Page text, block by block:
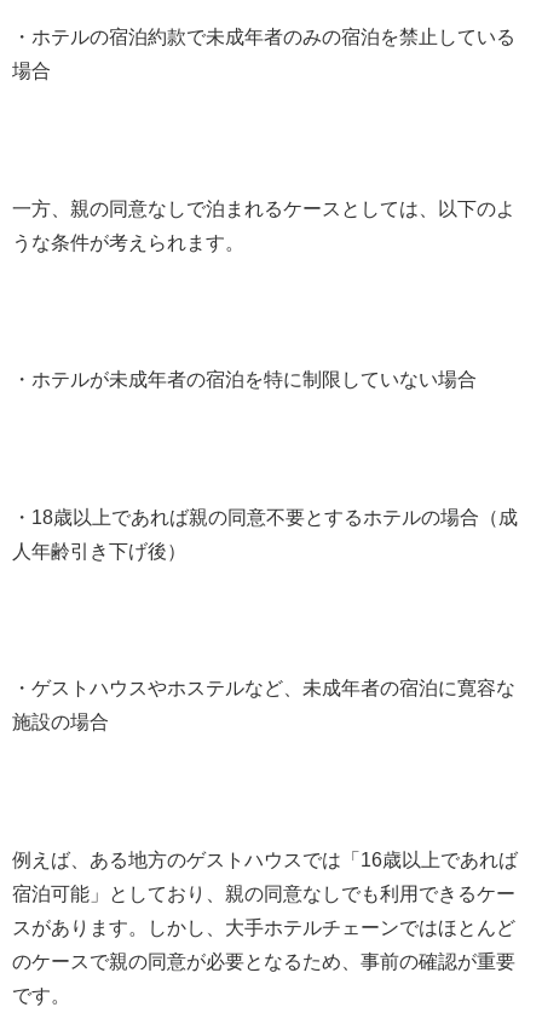
・ホテルの宿泊約款で未成年者のみの宿泊を禁止している
場合
一方、親の同意なしで泊まれるケースとしては、以下のよ
うな条件が考えられます。
・ホテルが未成年者の宿泊を特に制限していない場合
・18歳以上であれば親の同意不要とするホテルの場合（成
人年齢引き下げ後）
・ゲストハウスやホステルなど、未成年者の宿泊に寛容な
施設の場合
例えば、ある地方のゲストハウスでは「16歳以上であれば
宿泊可能」としており、親の同意なしでも利用できるケー
スがあります。しかし、大手ホテルチェーンではほとんど
のケースで親の同意が必要となるため、事前の確認が重要
です。